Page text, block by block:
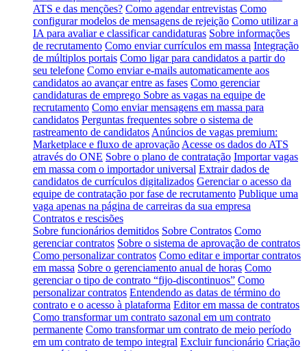
ATS e das menções? Como agendar entrevistas Como
configurar modelos de mensagens de rejeição Como utilizar a
IA para avaliar e classificar candidaturas Sobre informações
de recrutamento Como enviar currículos em massa Integração
de múltiplos portais Como ligar para candidatos a partir do
seu telefone Como enviar e-mails automaticamente aos
candidatos ao avançar entre as fases Como gerenciar
candidaturas de emprego Sobre as vagas na equipe de
recrutamento Como enviar mensagens em massa para
candidatos Perguntas frequentes sobre o sistema de
rastreamento de candidatos Anúncios de vagas premium:
Marketplace e fluxo de aprovação Acesse os dados do ATS
através do ONE Sobre o plano de contratação Importar vagas
em massa com o importador universal Extrair dados de
candidatos de currículos digitalizados Gerenciar o acesso da
equipe de contratação por fase de recrutamento Publique uma
vaga apenas na página de carreiras da sua empresa
Contratos e rescisões
Sobre funcionários demitidos Sobre Contratos Como
gerenciar contratos Sobre o sistema de aprovação de contratos
Como personalizar contratos Como editar e importar contratos
em massa Sobre o gerenciamento anual de horas Como
gerenciar o tipo de contrato “fijo-discontinuos” Como
personalizar contratos Entendendo as datas de término do
contrato e o acesso à plataforma Editor em massa de contratos
Como transformar um contrato sazonal em um contrato
permanente Como transformar um contrato de meio período
em um contrato de tempo integral Excluir funcionário Criação